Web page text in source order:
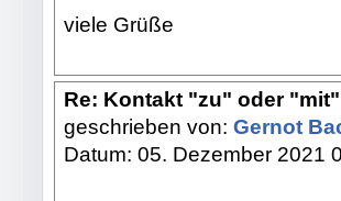
viele Grüße
Re: Kontakt "zu" oder
geschrieben von: Gernot
Datum: 05. Dezember 2021